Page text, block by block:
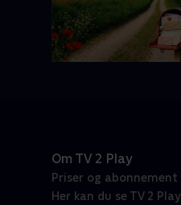
Om TV 2 Play
Priser og abonnement
Her kan du se TV 2 Play